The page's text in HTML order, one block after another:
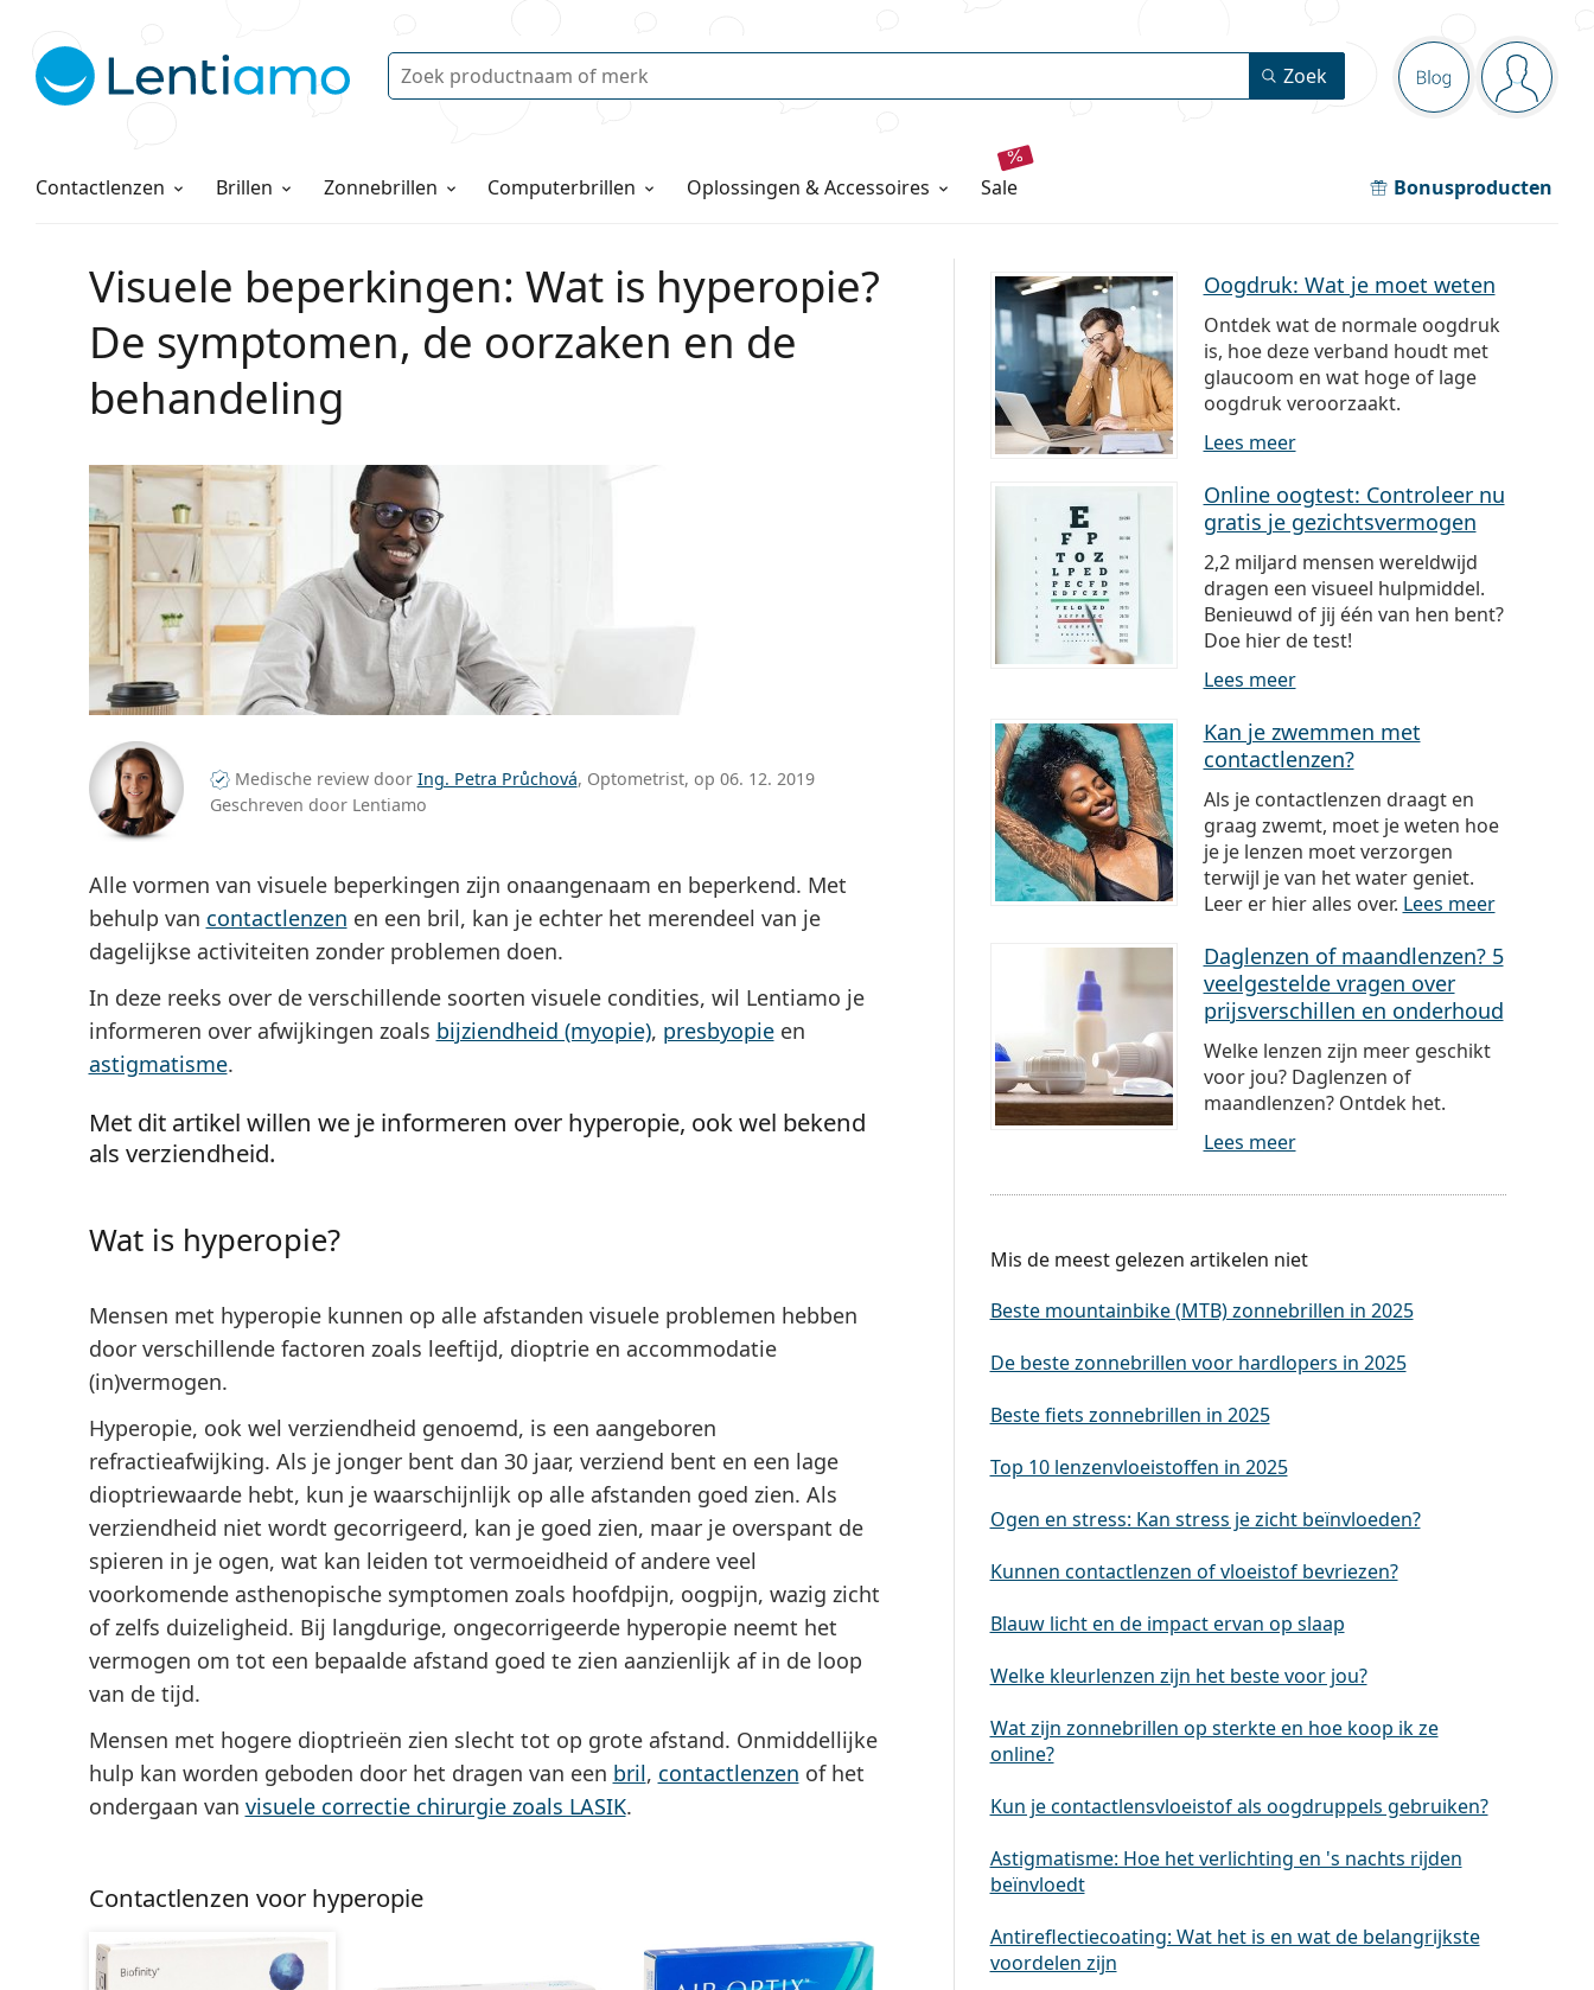
Navigatie
Blog Je bent
Zoek Zoek
Contactlenzen
Lenzenvloeistoffen Brillen Zonnebrillen Computerbrillen Oplossingen & Accessoires sale Bonusproducten
Hoe bestellen
Visuele beperkingen: Wat is hyperopie?
De symptomen, de oorzaken en de
behandeling
Medische review door Ing. Petra Průchová, Optometrist, op 06. 12. 2019
Geschreven door Lentiamo
Alle vormen van visuele beperkingen zijn onaangenaam en beperkend. Met
behulp van contactlenzen en een bril, kan je echter het merendeel van je
dagelijkse activiteiten zonder problemen doen.
In deze reeks over de verschillende soorten visuele condities, wil Lentiamo je
informeren over afwijkingen zoals bijziendheid (myopie), presbyopieen
astigmatisme.
Met dit artikel willen we je informeren over hyperopie, ook wel bekend
als verziendheid.
Wat is hyperopie?
Mensen met hyperopie kunnen op alle afstanden visuele problemen hebben
door verschillende factoren zoals leeftijd, dioptrie en accommodatie
(in)vermogen.
Hyperopie, ook wel verziendheid genoemd, is een aangeboren
refractieafwijking. Als je jonger bent dan 30 jaar, verziend bent en een lage
dioptriewaarde hebt, kun je waarschijnlijk op alle afstanden goed zien. Als
verziendheid niet wordt gecorrigeerd, kan je goed zien, maar je overspant de
spieren in je ogen, wat kan leiden tot vermoeidheid of andere veel
voorkomende asthenopische symptomen zoals hoofdpijn, oogpijn, wazig zicht
of zelfs duizeligheid. Bij langdurige, ongecorrigeerde hyperopie neemt het
vermogen om tot een bepaalde afstand goed te zien aanzienlijk af in de loop
van de tijd.
Mensen met hogere dioptrieën zien slecht tot op grote afstand. Onmiddellijke
hulp kan worden geboden door het dragen van een bril, contactlenzen of het
ondergaan van visuele correctie chirurgie zoals LASIK.
Contactlenzen voor hyperopie
Oogdruk: Wat je moet weten
Ontdek wat de normale oogdruk
is, hoe deze verband houdt met
glaucoom en wat hoge of lage
oogdruk veroorzaakt.
Lees meer
Online oogtest: Controleer nu
gratis je gezichtsvermogen
2,2 miljard mensen wereldwijd
dragen een visueel hulpmiddel.
Benieuwd of jij één van hen bent?
Doe hier de test!
Lees meer
Kan je zwemmen met
contactlenzen?
Als je contactlenzen draagt en
graag zwemt, moet je weten hoe
je je lenzen moet verzorgen
terwijl je van het water geniet.
Leer er hier alles over. Lees meer
Daglenzen of maandlenzen? 5
veelgestelde vragen over
prijsverschillen en onderhoud
Welke lenzen zijn meer geschikt
voor jou? Daglenzen of
maandlenzen? Ontdek het.
Lees meer
Mis de meest gelezen artikelen niet
Beste mountainbike (MTB) zonnebrillen in 2025
De beste zonnebrillen voor hardlopers in 2025
Beste fiets zonnebrillen in 2025
Top 10 lenzenvloeistoffen in 2025
Ogen en stress: Kan stress je zicht beïnvloeden?
Kunnen contactlenzen of vloeistof bevriezen?
Blauw licht en de impact ervan op slaap
Welke kleurlenzen zijn het beste voor jou?
Wat zijn zonnebrillen op sterkte en hoe koop ik ze
online?
Kun je contactlensvloeistof als oogdruppels gebruiken?
Astigmatisme: Hoe het verlichting en 's nachts rijden
beïnvloedt
Antireflectiecoating: Wat het is en wat de belangrijkste
voordelen zijn